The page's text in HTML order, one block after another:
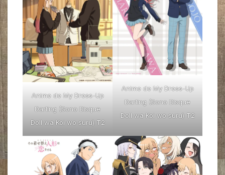
Anime de My Dress-Up
Darling (Sono Bisque
Doll wa Koi wo suru) T2
Anime de My Dress-Up
Darling (Sono Bisque
Doll wa Koi wo suru) T2